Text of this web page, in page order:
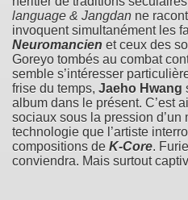
language & Jangdan ne
invoquent simultanément les
Neuromancien et ceux des
Goreyo tombés au combat
semble s’intéresser
frise du temps, Jaeho Hwang
album dans le présent. C’est
sociaux sous la pression
technologie que l’artiste
compositions de K-Core.
conviendra. Mais surtout